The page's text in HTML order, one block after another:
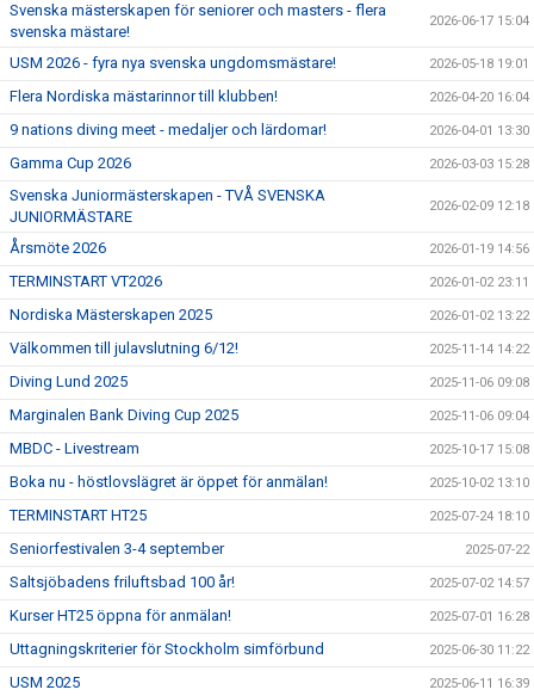
Svenska mästerskapen för seniorer och masters - flera
svenska mästare!
2026-06-17 15:04
USM 2026 - fyra nya svenska ungdomsmästare! 2026-05-18 19:01
Flera Nordiska mästarinnor till klubben! 2026-04-20 16:04
9 nations diving meet - medaljer och lärdomar! 2026-04-01 13:30
Gamma Cup 2026 2026-03-03 15:28
Svenska Juniormästerskapen - TVÅ SVENSKA
JUNIORMÄSTARE
2026-02-09 12:18
Årsmöte 2026 2026-01-19 14:56
TERMINSTART VT2026 2026-01-02 23:11
Nordiska Mästerskapen 2025 2026-01-02 13:22
Välkommen till julavslutning 6/12! 2025-11-14 14:22
Diving Lund 2025 2025-11-06 09:08
Marginalen Bank Diving Cup 2025 2025-11-06 09:04
MBDC - Livestream 2025-10-17 15:08
Boka nu - höstlovslägret är öppet för anmälan! 2025-10-02 13:10
TERMINSTART HT25 2025-07-24 18:10
Seniorfestivalen 3-4 september 2025-07-22
Saltsjöbadens friluftsbad 100 år! 2025-07-02 14:57
Kurser HT25 öppna för anmälan! 2025-07-01 16:28
Uttagningskriterier för Stockholm simförbund 2025-06-30 11:22
USM 2025 2025-06-11 16:39